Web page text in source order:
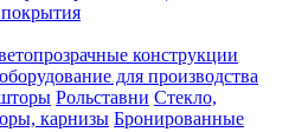
конструкции
оборудование для производства
Рольставни Стекло,
карнизы Бронированные